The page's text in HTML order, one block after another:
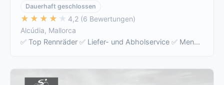
Dauerhaft geschlossen
★★★★★
★★★★★ 4,2 (6 Bewertungen)
Alcúdia, Mallorca
✅ Top Rennräder ✅ Liefer- und Abholservice ✅ Mengenrabatt Mengenrabatt auf Anfrage ✅ Zubehör inkl (Pumpe, Reserveschlauch, Computer) ✅ …